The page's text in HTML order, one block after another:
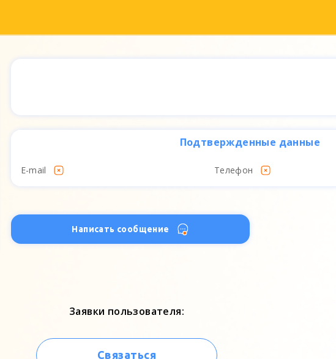
Подтвержденные данные
E-mail Телефон
Написать сообщение
Заявки пользователя:
Связаться